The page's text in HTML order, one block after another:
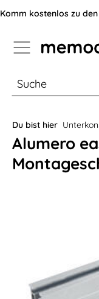
der B2B-
Komm kostenlos zu
% Sale
Du bist hier
Alumero